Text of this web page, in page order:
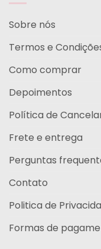
Sobre nós
Termos e
Como comprar
Depoimentos
Política de
Frete e entrega
Perguntas
Contato
Politica de
Formas de